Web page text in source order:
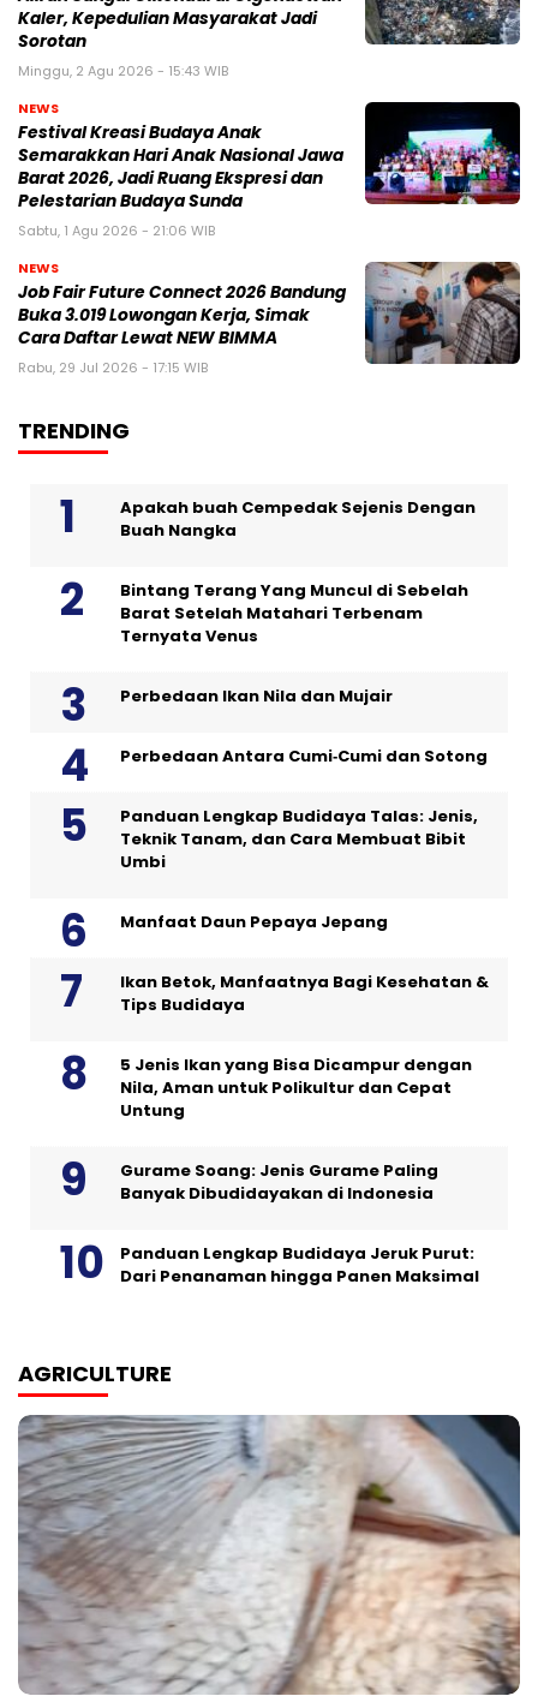
Kaler, Kepedulian Masyarakat Jadi
Sorotan
Minggu, 2 Agu 2026 - 15:43 WIB
NEWS
Festival Kreasi Budaya Anak
Semarakkan Hari Anak Nasional Jawa
Barat 2026, Jadi Ruang Ekspresi dan
Pelestarian Budaya Sunda
Sabtu, 1 Agu 2026 - 21:06 WIB
NEWS
Job Fair Future Connect 2026 Bandung
Buka 3.019 Lowongan Kerja, Simak
Cara Daftar Lewat NEW BIMMA
Rabu, 29 Jul 2026 - 17:15 WIB
TRENDING
Apakah buah Cempedak Sejenis Dengan
Buah Nangka
Bintang Terang Yang Muncul di Sebelah
Barat Setelah Matahari Terbenam
Ternyata Venus
Perbedaan Ikan Nila dan Mujair
Perbedaan Antara Cumi‑Cumi dan Sotong
Panduan Lengkap Budidaya Talas: Jenis,
Teknik Tanam, dan Cara Membuat Bibit
Umbi
Manfaat Daun Pepaya Jepang
Ikan Betok, Manfaatnya Bagi Kesehatan &
Tips Budidaya
5 Jenis Ikan yang Bisa Dicampur dengan
Nila, Aman untuk Polikultur dan Cepat
Untung
Gurame Soang: Jenis Gurame Paling
Banyak Dibudidayakan di Indonesia
Panduan Lengkap Budidaya Jeruk Purut:
Dari Penanaman hingga Panen Maksimal
AGRICULTURE